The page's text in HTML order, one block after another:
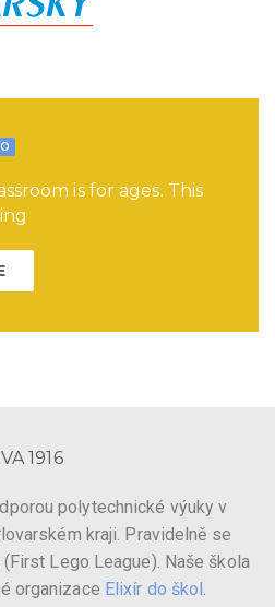
is for ages. This
1916
polytechnické výuky v
kraji. Pravidelně se
Lego League). Naše škola
organizace Elixír do škol .